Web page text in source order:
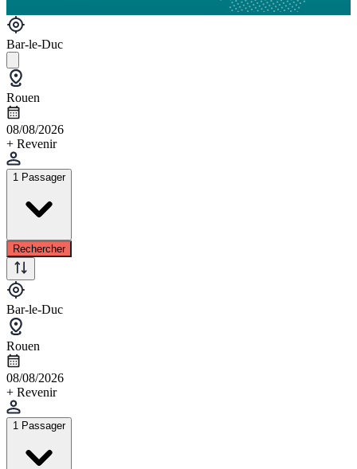
Bar-le-Duc
Rouen
08/08/2026
+ Revenir
1 Passager
Rechercher
Bar-le-Duc
Rouen
08/08/2026
+ Revenir
1 Passager